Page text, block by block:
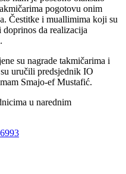
pogotovu onim
Čestitke i muallimima koji su
da realizacija
su nagrade takmičarima i
uručili predsjednik IO
Smajo-ef Mustafić.
u narednim